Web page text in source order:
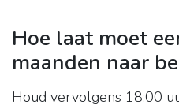
Hoe laat moet
maanden naar
Houd vervolgens 18:00